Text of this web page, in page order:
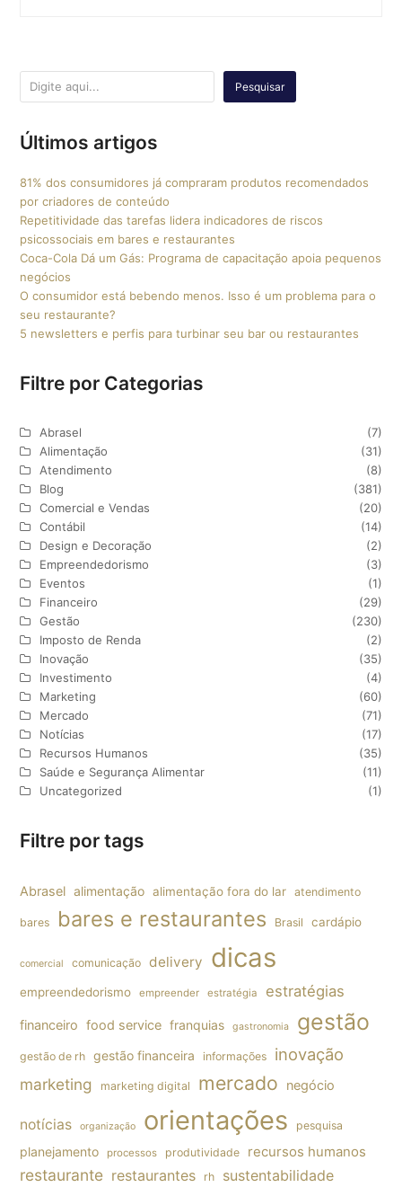
Pesquisar
Últimos artigos
81% dos consumidores já compraram produtos recomendados
por criadores de conteúdo
Repetitividade das tarefas lidera indicadores de riscos
psicossociais em bares e restaurantes
Coca-Cola Dá um Gás: Programa de capacitação apoia pequenos
negócios
O consumidor está bebendo menos. Isso é um problema para o
seu restaurante?
5 newsletters e perfis para turbinar seu bar ou restaurantes
Filtre por Categorias
Abrasel
(7)
Alimentação
(31)
Atendimento
(8)
Blog
(381)
Comercial e Vendas
(20)
Contábil
(14)
Design e Decoração
(2)
Empreendedorismo
(3)
Eventos
(1)
Financeiro
(29)
Gestão
(230)
Imposto de Renda
(2)
Inovação
(35)
Investimento
(4)
Marketing
(60)
Mercado
(71)
Notícias
(17)
Recursos Humanos
(35)
Saúde e Segurança Alimentar
(11)
Uncategorized
(1)
Filtre por tags
Abrasel alimentação alimentação fora do lar atendimento
bares bares e restaurantes Brasil cardápio
comercial comunicação delivery dicas
empreendedorismo empreender estratégia estratégias
financeiro food service franquias gastronomia gestão
gestão de rh gestão financeira informações inovação
marketing marketing digital mercado negócio
notícias organização orientações pesquisa
planejamento processos produtividade recursos humanos
restaurante restaurantes rh sustentabilidade